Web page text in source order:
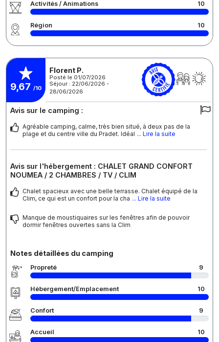
Activités / Animations 10
Région 10
9,67 /10
Florent P.
Posté le 01/07/2026
Séjour : 22/06/2026 -
28/06/2026
Avis sur le camping :
Agréable camping, calme, très bien situé, à deux pas de la
plage et du centre ville du Pradet. Idéal ... Lire la suite
Avis sur l'hébergement : CHALET GRAND CONFORT
NOUMEA / 2 CHAMBRES / TV / CLIM
Chalet spacieux avec une belle terrasse. Chalet équipé de la
Clim, ce qui est un confort pour la cha ... Lire la suite
Manque de moustiquaires sur les fenêtres afin de pouvoir
dormir fenêtres ouvertes sans la Clim
Notes détaillées du camping
Propreté 9
Hébergement/Emplacement 10
Confort 9
Accueil 10